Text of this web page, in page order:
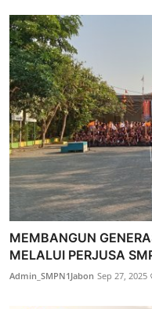
MEMBANGUN
MELALUI PERJUSA
Admin_SMPN1Jabon Sep 27, 2025